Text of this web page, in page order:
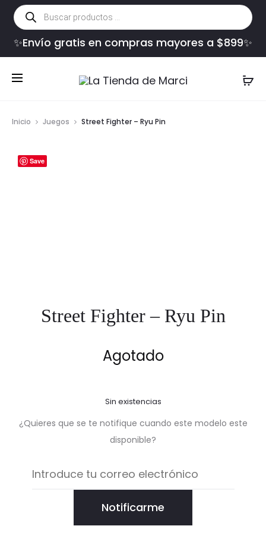
Búsqueda
de
productos
✨Envío gratis en compras mayores a $899✨
Inicio Juegos Street Fighter – Ryu Pin
Save
Street Fighter – Ryu Pin
Agotado
Sin existencias
¿Quieres que se te notifique cuando este modelo este
disponible?
Notificarme